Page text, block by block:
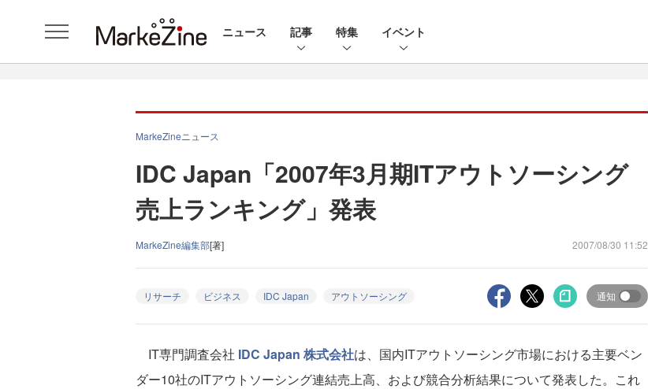
ニュース 記事 特集 イベント
MarkeZineニュース
IDC Japan「2007年3月期ITアウトソーシング
売上ランキング」発表
MarkeZine編集部[著] 2007/08/30 11:52
リサーチ ビジネス IDC Japan アウトソーシング 通知
IT専門調査会社 IDC Japan 株式会社は、国内ITアウトソーシング市場における主要ベン
ダー10社のITアウトソーシング連結売上高、および競合分析結果について発表した。これ